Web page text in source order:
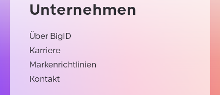
Unternehmen
Über BigID
Karriere
Markenrichtlinien
Kontakt